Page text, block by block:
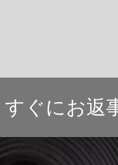
ぐにお返